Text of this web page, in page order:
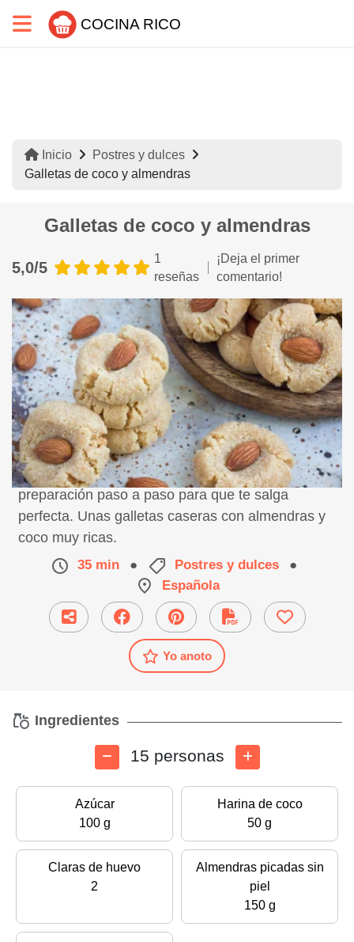
COCINA RICO
Inicio
Postres y dulces
Galletas de coco y almendras
Galletas de coco y almendras
5,0/5
1
reseñas
¡Deja el primer
comentario!
Receta de galletas de coco y almendras,
preparación paso a paso para que te salga
perfecta. Unas galletas caseras con almendras y
coco muy ricas.
35 min ● Postres y dulces
●
Española
Yo anoto
Ingredientes
15 personas
Azúcar
100 g
Harina de coco
50 g
Claras de huevo
2
Almendras picadas sin
piel
150 g